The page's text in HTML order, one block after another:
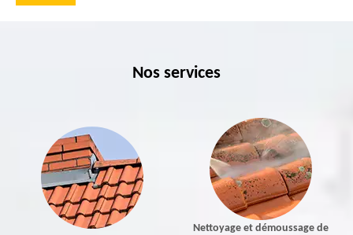
Nos services
Nettoyage et démoussage de